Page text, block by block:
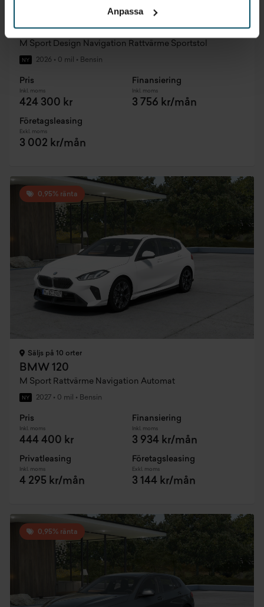
Anpassa
BMW 120
M Sport Design Navigation Rattvärme Sportstol
NY 2026 • 0 mil • Bensin
Pris
Inkl. moms
424 300 kr
Finansiering
Inkl. moms
3 756 kr/mån
Företagsleasing
Exkl. moms
3 002 kr/mån
0,95% ränta
Säljs på 10 orter
BMW 120
M Sport Rattvärme Navigation Automat
NY 2027 • 0 mil • Bensin
Pris
Inkl. moms
444 400 kr
Finansiering
Inkl. moms
3 934 kr/mån
Privatleasing
Inkl. moms
4 295 kr/mån
Företagsleasing
Exkl. moms
3 144 kr/mån
0,95% ränta